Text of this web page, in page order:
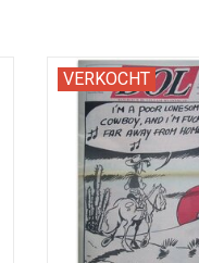
VERKOCHT
"Satirisch en vulgair
met het sexuele leven
Luke & De